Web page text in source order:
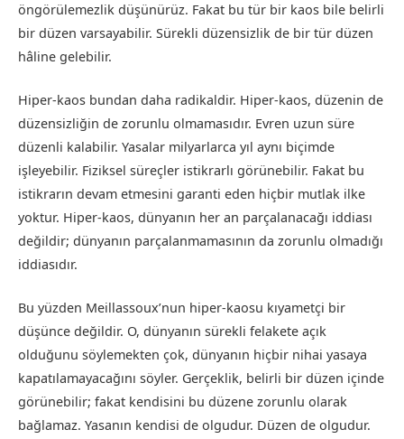
öngörülemezlik düşünürüz. Fakat bu tür bir kaos bile belirli
bir düzen varsayabilir. Sürekli düzensizlik de bir tür düzen
hâline gelebilir.
Hiper-kaos bundan daha radikaldir. Hiper-kaos, düzenin de
düzensizliğin de zorunlu olmamasıdır. Evren uzun süre
düzenli kalabilir. Yasalar milyarlarca yıl aynı biçimde
işleyebilir. Fiziksel süreçler istikrarlı görünebilir. Fakat bu
istikrarın devam etmesini garanti eden hiçbir mutlak ilke
yoktur. Hiper-kaos, dünyanın her an parçalanacağı iddiası
değildir; dünyanın parçalanmamasının da zorunlu olmadığı
iddiasıdır.
Bu yüzden Meillassoux’nun hiper-kaosu kıyametçi bir
düşünce değildir. O, dünyanın sürekli felakete açık
olduğunu söylemekten çok, dünyanın hiçbir nihai yasaya
kapatılamayacağını söyler. Gerçeklik, belirli bir düzen içinde
görünebilir; fakat kendisini bu düzene zorunlu olarak
bağlamaz. Yasanın kendisi de olgudur. Düzen de olgudur.